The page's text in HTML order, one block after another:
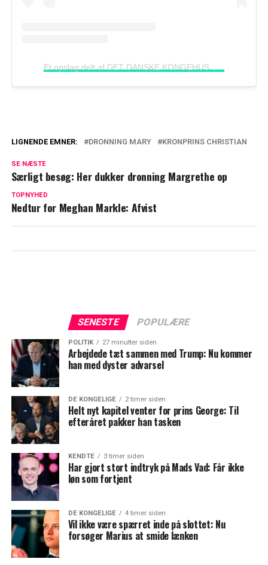
dronning Mary
Træder i sin mors fodspor
LIGNENDE EMNER: DRONNING MARY KRONPRINS CHRISTIAN
SE NÆSTE
Særligt besøg: Her dukker dronning Margrethe op
TOPNYHED
Nedtur for Meghan Markle: Afvist
SENESTE POPULÆRE
POLITIK 27 minutter siden
Arbejdede tæt sammen med Trump: Nu kommer
han med dyster advarsel
DE KONGELIGE 2 timer siden
Helt nyt kapitel venter for prins George: Til
efteråret pakker han tasken
KENDTE 3 timer siden
Har gjort stort indtryk på Mads Vad: Får ikke
løn som fortjent
DE KONGELIGE 4 timer siden
Vil ikke være spærret inde på slottet: Nu
forsøger Marius at smide lænken